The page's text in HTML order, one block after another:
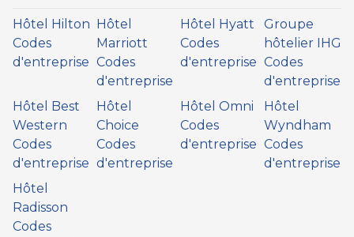
Hôtel Hilton
Codes
d'entreprise
Hôtel
Marriott
Codes
d'entreprise
Hôtel Hyatt
Codes
d'entreprise
Groupe
hôtelier IHG
Codes
d'entreprise
Hôtel Best
Western
Codes
d'entreprise
Hôtel
Choice
Codes
d'entreprise
Hôtel Omni
Codes
d'entreprise
Hôtel
Wyndham
Codes
d'entreprise
Hôtel
Radisson
Codes